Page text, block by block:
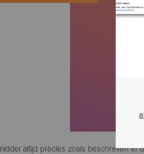
altijd precies zoals beschreven in